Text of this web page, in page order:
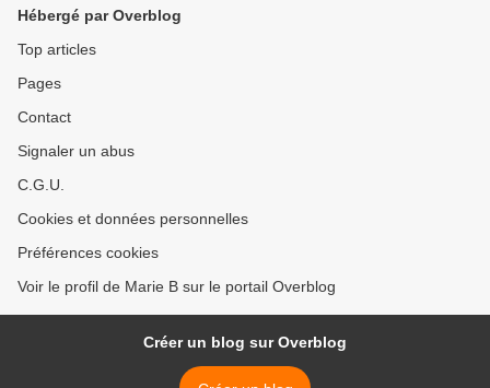
Hébergé par Overblog
Top articles
Pages
Contact
Signaler un abus
C.G.U.
Cookies et données personnelles
Préférences cookies
Voir le profil de Marie B sur le portail Overblog
Créer un blog sur Overblog